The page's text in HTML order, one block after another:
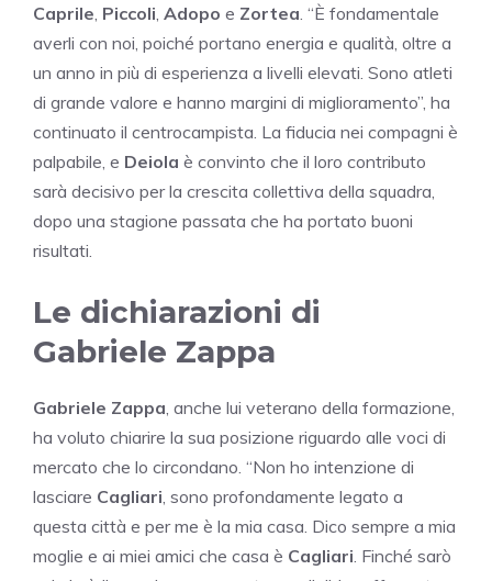
Caprile Piccoli Adopo e Zortea . “È fondamentale
averli con noi, poiché portano energia e qualità, oltre a
un anno in più di esperienza a livelli elevati. Sono atleti
di grande valore e hanno margini di miglioramento”, ha
continuato il centrocampista. La fiducia nei compagni è
palpabile, e Deiola è convinto che il loro contributo
sarà decisivo per la crescita collettiva della squadra,
dopo una stagione passata che ha portato buoni
risultati.
Le dichiarazioni di
Gabriele Zappa
Gabriele Zappa , anche lui veterano della formazione,
ha voluto chiarire la sua posizione riguardo alle voci di
mercato che lo circondano. “Non ho intenzione di
lasciare Cagliari , sono profondamente legato a
questa città e per me è la mia casa. Dico sempre a mia
moglie e ai miei amici che casa è Cagliari . Finché sarò